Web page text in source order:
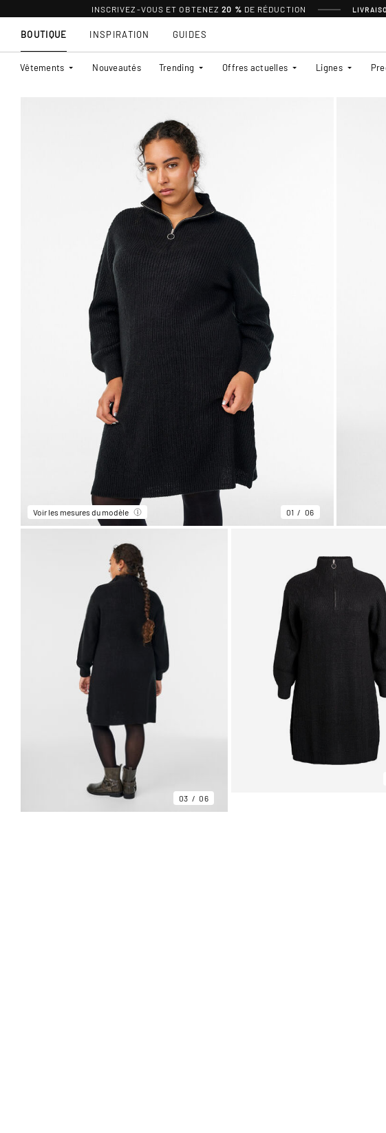
INSCRIVEZ-VOUS ET OBTENEZ 20 % DE RÉDUCTION
BOUTIQUE
Vêtements Nouveautés Trending Offres actuelles Lignes
INSPIRATION GUIDES
Voir les mesures du modèle 01 06
03 06